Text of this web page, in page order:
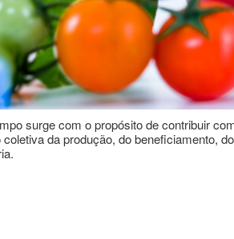
surge com o propósito de contribuir
da produção, do beneficiamento,